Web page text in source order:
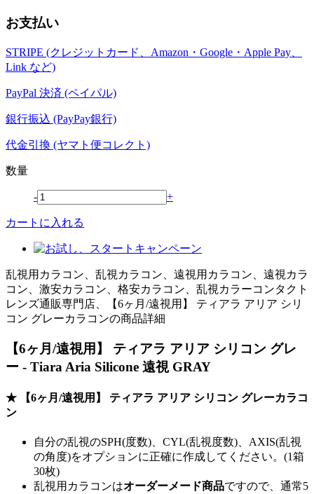
お支払い
STRIPE (クレジットカード、Amazon・Google・Apple Pay、
Link など)
PayPal 決済 (ペイパル)
銀行振込 (PayPay銀行)
代金引換 (ヤマト便コレクト)
数量
- +
カートに入れる
乱視用カラコン、乱視カラコン、遠視用カラコン、遠視カラ
コン、激安カラコン、格安カラコン、乱視カラーコンタクト
レンズ通販専門店、【6ヶ月/遠視用】 ティアラ アリア シリ
コン グレーカラコンの商品詳細
【6ヶ月/遠視用】 ティアラ アリア シリコン グレ
ー - Tiara Aria Silicone 遠視 GRAY
★ 【6ヶ月/遠視用】 ティアラ アリア シリコン グレーカラコ
ン
自分の乱視のSPH(度数)、CYL(乱視度数)、AXIS(乱視
の角度)をオプションに正確に作成してください。(1箱
30枚)
乱視用カラコンはオーダーメード商品ですので、 通常5